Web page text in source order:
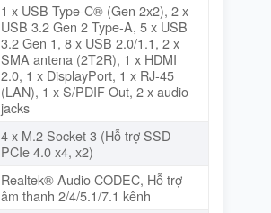
1 x USB Type-C® (Gen 2x2), 2 x
USB 3.2 Gen 2 Type-A, 5 x USB
3.2 Gen 1, 8 x USB 2.0/1.1, 2 x
SMA antena (2T2R), 1 x HDMI
2.0, 1 x DisplayPort, 1 x RJ-45
(LAN), 1 x S/PDIF Out, 2 x audio
jacks
4 x M.2 Socket 3 (Hỗ trợ SSD
PCIe 4.0 x4, x2)
Realtek® Audio CODEC, Hỗ trợ
âm thanh 2/4/5.1/7.1 kênh